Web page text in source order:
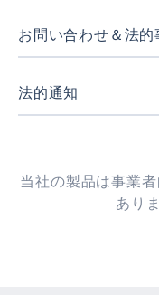
お問い合わせ＆法的
法的通知
当社の製品は事業
あり